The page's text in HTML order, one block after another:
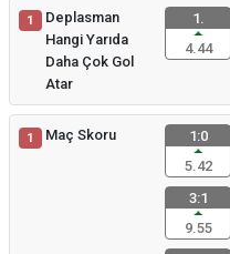
1
Deplasman
Hangi Yarıda
Daha Çok Gol
Atar
1.
4.44
1 Maç Skoru
1:0
5.42
3:1
9.55